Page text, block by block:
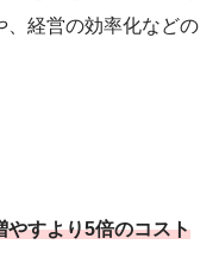
、経営の効率化などの
やすより5倍のコスト